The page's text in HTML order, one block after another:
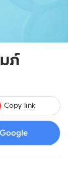
ภ์
Copy link